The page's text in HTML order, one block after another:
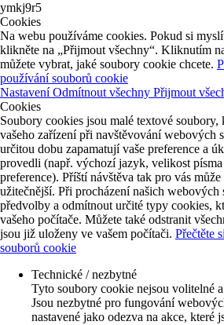
ymkj9r5
Cookies
Na webu používáme cookies. Pokud si
klikněte na „Přijmout všechny“. Kliknutím
můžete vybrat, jaké soubory cookie chcete.
používání souborů cookie
NastaveníOdmítnout všechny Přijmout
Cookies
Soubory cookies jsou malé textové soubory,
vašeho zařízení při navštěvování webových
určitou dobu zapamatují vaše preference a
provedli (např. výchozí jazyk, velikost
preference). Příští návštěva tak pro vás
užitečnější. Při procházení našich webových
předvolby a odmítnout určité typy cookies,
vašeho počítače. Můžete také odstranit
jsou již uloženy ve vašem počítači. Přečtěte
souborů cookie
Technické / nezbytné
Tyto soubory cookie nejsou volitelné
Jsou nezbytné pro fungování
nastavené jako odezva na akce, které